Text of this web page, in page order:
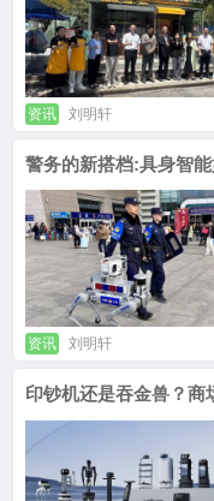
资讯 刘明轩
警务的新搭档:具身智
资讯 刘明轩
印钞机还是吞金兽？商